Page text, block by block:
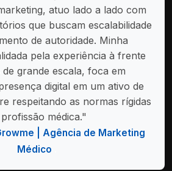
atuo lado a lado com
que buscam escalabilidade
de autoridade. Minha
pela experiência à frente
grande escala, foca em
digital em um ativo de
respeitando as normas rígidas
médica."
| Agência de Marketing
Médico